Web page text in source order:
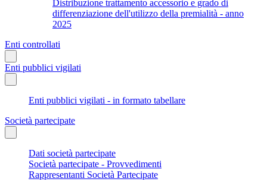
Distribuzione trattamento accessorio e grado di
differenziazione dell'utilizzo della premialità - anno
2025
Enti controllati
Enti pubblici vigilati
Enti pubblici vigilati - in formato tabellare
Società partecipate
Dati società partecipate
Società partecipate - Provvedimenti
Rappresentanti Società Partecipate